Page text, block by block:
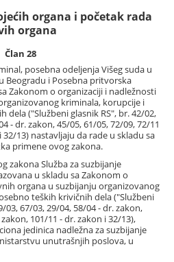
organa i početak rada
organa
Član 28
posebna odeljenja Višeg suda u
Beogradu i Posebna pritvorska
Zakonom o organizaciji i nadležnosti
kriminala, korupcije i
("Službeni glasnik RS", br. 42/02,
- dr. zakon, 45/05, 61/05, 72/09, 72/11
13) nastavljaju da rade u skladu sa
primene ovog zakona.
zakona Služba za suzbijanje
u skladu sa Zakonom o
organa u suzbijanju organizovanog
teških krivičnih dela ("Službeni
03, 67/03, 29/04, 58/04 - dr. zakon,
101/11 - dr. zakon i 32/13),
jedinica nadležna za suzbijanje
unutrašnjih poslova, u